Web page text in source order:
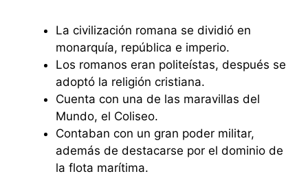
La civilización romana se dividió en
monarquía, república e imperio.
Los romanos eran politeístas, después se
adoptó la religión cristiana.
Cuenta con una de las maravillas del
Mundo, el Coliseo.
Contaban con un gran poder militar,
además de destacarse por el dominio de
la flota marítima.